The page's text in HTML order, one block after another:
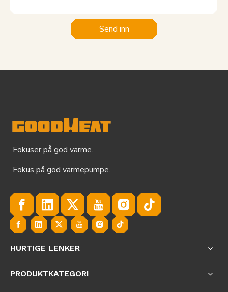
Send inn
Fokuser på god varme.
Fokus på god varmepumpe.
HURTIGE LENKER
PRODUKTKATEGORI